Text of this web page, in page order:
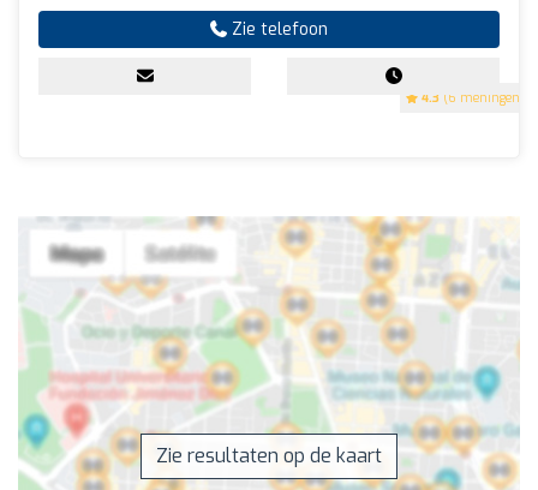
4.3 (6 meningen)
Zie telefoon
Zie resultaten op de kaart